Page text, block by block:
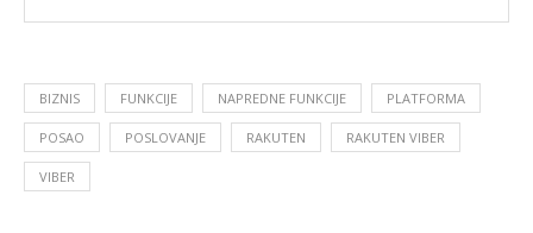
BIZNIS FUNKCIJE NAPREDNE FUNKCIJE PLATFORMA
POSAO POSLOVANJE RAKUTEN RAKUTEN VIBER
VIBER